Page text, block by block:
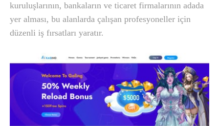
kuruluşlarının, bankaların ve ticaret firmalarının adada
yer alması, bu alanlarda çalışan profesyoneller için
düzenli iş fırsatları yaratır.